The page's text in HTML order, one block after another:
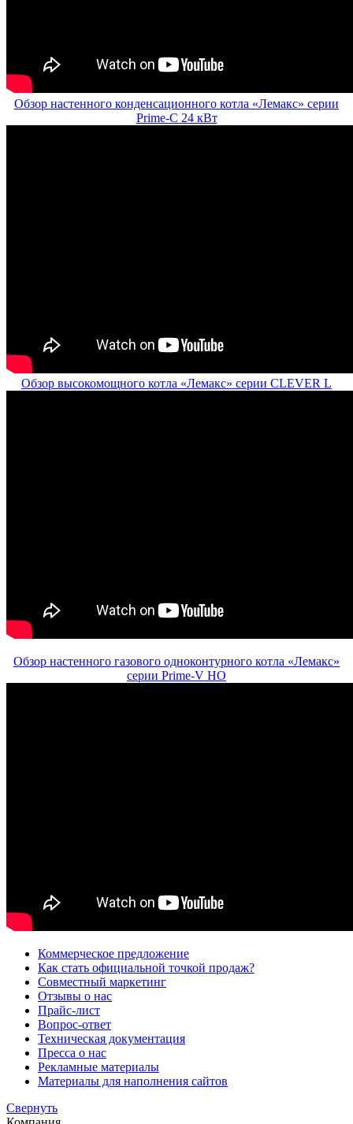
Обзор настенного конденсационного котла «Лемакс» серии
Prime-C 24 кВт
Обзор высокомощного котла «Лемакс» серии CLEVER L
Обзор настенного газового одноконтурного котла «Лемакс»
серии Рrime-V НО
Коммерческое предложение
Как стать официальной точкой продаж?
Совместный маркетинг
Отзывы о нас
Прайс-лист
Вопрос-ответ
Техническая документация
Пресса о нас
Рекламные материалы
Материалы для наполнения сайтов
Cвернуть